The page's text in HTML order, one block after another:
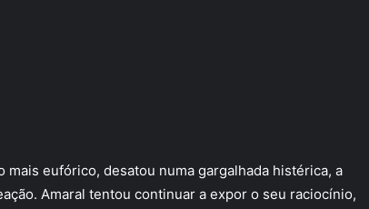
eufórico, desatou numa gargalhada histérica, a
Amaral tentou continuar a expor o seu raciocínio,